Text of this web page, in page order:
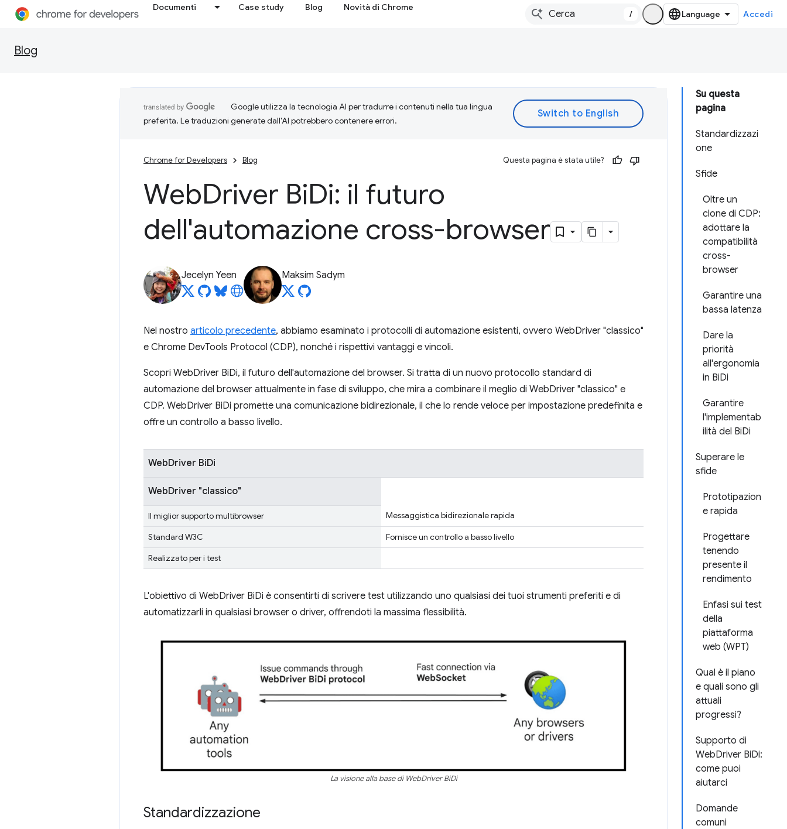
Documenti Case study Blog Novità di Chrome
/ Accedi
Blog
Su questa
pagina
Standardizzazi
one
Sfide
Oltre un
clone di CDP:
adottare la
compatibilità
cross-
browser
Garantire una
bassa latenza
Dare la
priorità
all'ergonomia
in BiDi
Garantire
l'implementab
ilità del BiDi
Superare le
sfide
Prototipazion
e rapida
Progettare
tenendo
presente il
rendimento
Enfasi sui test
della
piattaforma
web (WPT)
Qual è il piano
e quali sono gli
attuali
progressi?
Supporto di
WebDriver BiDi:
come puoi
aiutarci
Domande
comuni
Google utilizza la tecnologia AI per tradurre i contenuti nella tua lingua
preferita. Le traduzioni generate dall'AI potrebbero contenere errori.
Chrome for Developers Blog Questa pagina è stata utile?
WebDriver BiDi: il futuro
dell'automazione cross-browser
Jecelyn Yeen Maksim Sadym
Nel nostro articolo precedente, abbiamo esaminato i protocolli di automazione esistenti, ovvero WebDriver "classico"
e Chrome DevTools Protocol (CDP), nonché i rispettivi vantaggi e vincoli.
Scopri WebDriver BiDi, il futuro dell'automazione del browser. Si tratta di un nuovo protocollo standard di
automazione del browser attualmente in fase di sviluppo, che mira a combinare il meglio di WebDriver "classico" e
CDP. WebDriver BiDi promette una comunicazione bidirezionale, il che lo rende veloce per impostazione predefinita e
offre un controllo a basso livello.
WebDriver BiDi
WebDriver "classico"
Il miglior supporto multibrowser Messaggistica bidirezionale rapida
Standard W3C
Fornisce un controllo a basso livello
Realizzato per i test
L'obiettivo di WebDriver BiDi è consentirti di scrivere test utilizzando uno qualsiasi dei tuoi strumenti preferiti e di
automatizzarli in qualsiasi browser o driver, offrendoti la massima flessibilità.
La visione alla base di WebDriver BiDi
Standardizzazione